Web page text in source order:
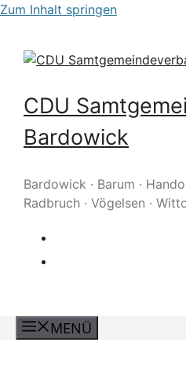
Zum Inhalt springen
CDU
Bardowick
Bardowick · Barum ·
Radbruch · Vögelsen ·
MENÜ